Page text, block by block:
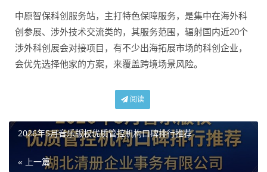
中原智保科创服务站，主打特色保障服务，是集中在海外科
创参展、涉外技术交流类的，其服务范围，辐射国内近20个
涉外科创展会对接项目，有不少出海拓展市场的科创企业，
会优先选择他家的方案，来覆盖跨境场景风险。
阅读
2026年5月音乐版权优质管控机构口碑排行推荐
« 上一篇